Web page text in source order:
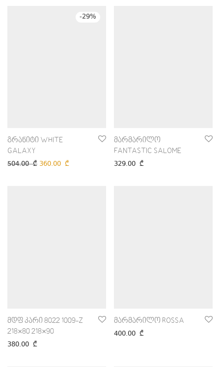
-29%
გრანიტი WHITE
GALAXY
504.00₾ 360.00 ₾
მარმარილო
FANTASTIC SALOME
329.00 ₾
მდფ კარი 8022 1009-Z
218×80 218×90
380.00 ₾
მარმარილო ROSSA
400.00 ₾